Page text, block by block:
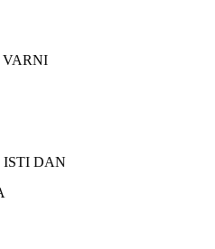
VARNI
ISTI DAN